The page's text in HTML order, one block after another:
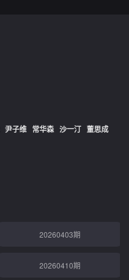
尹子维 常华森 沙一汀 董思成
20260403期
20260410期